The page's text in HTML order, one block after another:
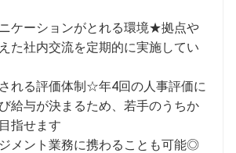
ケーションがとれる環境★拠点や
た社内交流を定期的に実施してい
れる評価体制☆年4回の人事評価に
給与が決まるため、若手のうちか
指せます
メント業務に携わることも可能◎